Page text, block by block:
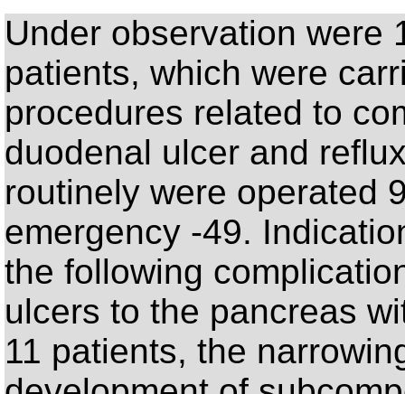
Under observation were
patients, which were
procedures related to
duodenal ulcer and
routinely were operated
emergency -49.
the following
ulcers to the pancreas
11 patients, the